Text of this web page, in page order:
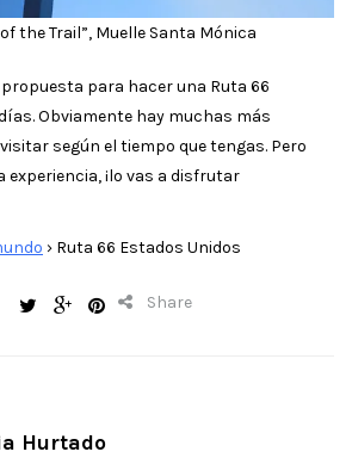
the Trail”, Muelle Santa Mónica
para hacer una Ruta 66
Obviamente hay muchas más
según el tiempo que tengas. Pero
experiencia, ¡lo vas a disfrutar
› Ruta 66 Estados Unidos
Share
Hurtado